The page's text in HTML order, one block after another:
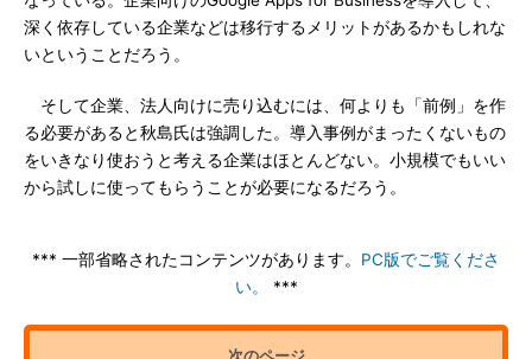
深く依存している企業などは移行するメリットがあるかもしれな
いということだろう。
そして企業、法人向けに売り込むには、何よりも「前例」を作
る必要があると秋島氏は強調した。導入事例がまったくないもの
をいきなり使おうと考える企業はほとんどない。小規模でもいい
から試しに使ってもらうことが必要になるだろう。
*** 一部省略されたコンテンツがあります。 PC版でご覧くださ
い。
***